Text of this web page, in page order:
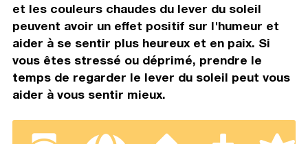
et les couleurs chaudes du lever du soleil
peuvent avoir un effet positif sur l'humeur et
aider à se sentir plus heureux et en paix. Si
vous êtes stressé ou déprimé, prendre le
temps de regarder le lever du soleil peut vous
aider à vous sentir mieux.